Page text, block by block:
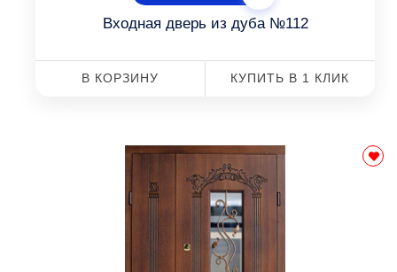
Входная дверь из дуба №112
В КОРЗИНУ КУПИТЬ В 1 КЛИК